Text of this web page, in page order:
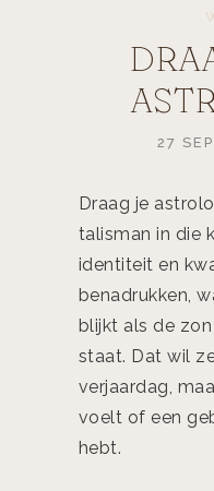
27
Draag je
talisman in die
identiteit en
benadrukken,
blijkt als de
staat. Dat wil
verjaardag,
voelt of een
hebt.